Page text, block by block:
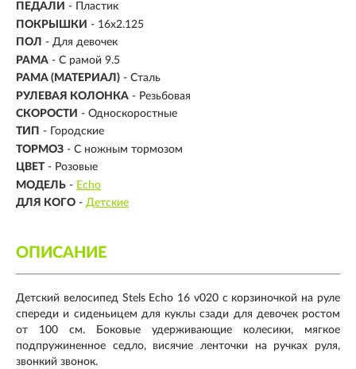
ПЕДАЛИ - Пластик
ПОКРЫШКИ - 16х2.125
ПОЛ - Для девочек
РАМА - С рамой 9.5
РАМА (МАТЕРИАЛ) - Сталь
РУЛЕВАЯ КОЛОНКА - Резьбовая
СКОРОСТИ - Односкоростные
ТИП -
Городские
ТОРМОЗ - С ножным тормозом
ЦВЕТ - Розовые
МОДЕЛЬ - Echo
ДЛЯ КОГО - Детские
ОПИСАНИЕ
Детский велосипед Stels Echo 16 v020 с корзиночкой на руле
спереди и сиденьицем для куклы сзади для девочек ростом
от 100 см. Боковые удерживающие колесики, мягкое
подпружиненное седло, висячие ленточки на ручках руля,
звонкий звонок.